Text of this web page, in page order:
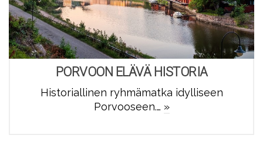
PORVOON ELÄVÄ HISTORIA
Historiallinen ryhmämatka idylliseen
Porvooseen.… »